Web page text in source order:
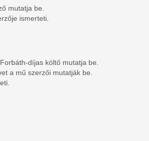
mutatja be.
ismerteti.
díjas költő mutatja be.
a mű szerzői mutatják be.